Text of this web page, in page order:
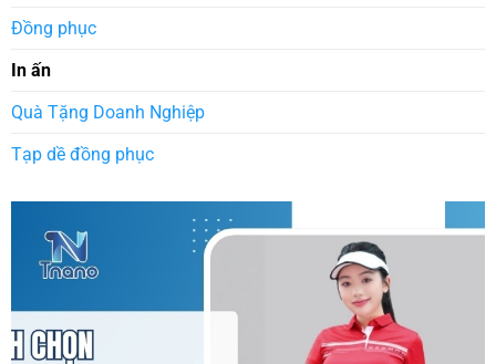
Đồng phục
In ấn
Quà Tặng Doanh Nghiệp
Tạp dề đồng phục